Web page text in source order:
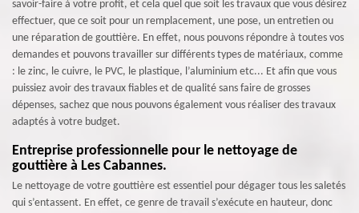
savoir-faire à votre profit, et cela quel que soit les travaux que vous désirez
effectuer, que ce soit pour un remplacement, une pose, un entretien ou
une réparation de gouttière. En effet, nous pouvons répondre à toutes vos
demandes et pouvons travailler sur différents types de matériaux, comme
: le zinc, le cuivre, le PVC, le plastique, l’aluminium etc... Et afin que vous
puissiez avoir des travaux fiables et de qualité sans faire de grosses
dépenses, sachez que nous pouvons également vous réaliser des travaux
adaptés à votre budget.
Entreprise professionnelle pour le nettoyage de
gouttière à Les Cabannes.
Le nettoyage de votre gouttière est essentiel pour dégager tous les saletés
qui s’entassent. En effet, ce genre de travail s’exécute en hauteur, donc